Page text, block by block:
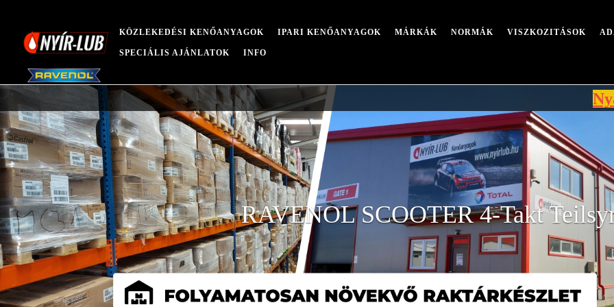
KÖZLEKEDÉSI KENŐANYAGOK IPARI KENŐANYAGOK MÁRKÁK NORMÁK VISZKOZITÁSOK
SPECIÁLIS AJÁNLATOK INFO
Nyári
RAVENOL SCOOTER 4-Takt